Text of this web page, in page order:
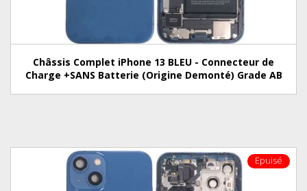
Châssis Complet iPhone 13 BLEU - Connecteur de
Charge +SANS Batterie (Origine Demonté) Grade AB
Epuisé